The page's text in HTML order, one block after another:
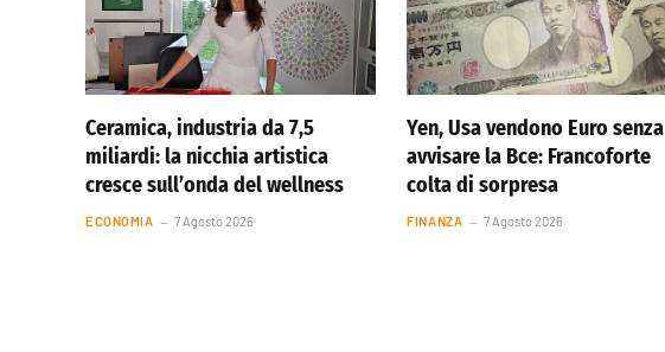
Ceramica, industria da 7,5
miliardi: la nicchia artistica
cresce sull’onda del wellness
ECONOMIA 7 Agosto 2026
Yen, Usa vendono Euro senza
avvisare la Bce: Francoforte
colta di sorpresa
FINANZA 7 Agosto 2026